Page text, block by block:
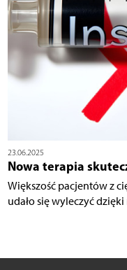
23.06.2025
Nowa terapia
Większość pacjentów z
udało się wyleczyć dzięki